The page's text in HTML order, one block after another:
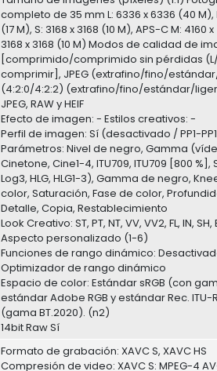
completo de 35 mm L: 6336 x 6336 (40 M),
(17 M), S: 3168 x 3168 (10 M), APS-C M: 4160
3168 x 3168 (10 M) Modos de calidad de
[comprimido/comprimido sin pérdidas
comprimir], JPEG (extrafino/fino/
(4:2:0/4:2:2) (extrafino/fino/estándar/
JPEG, RAW y HEIF
Efecto de imagen: - Estilos creativos: -
Perfil de imagen: Sí (desactivado / PP1-
Parámetros: Nivel de negro, Gamma
Cinetone, Cine1-4, ITU709, ITU709 [800 %],
Log3, HLG, HLG1-3), Gamma de negro,
color, Saturación, Fase de color,
Detalle, Copia, Restablecimiento
Look Creativo: ST, PT, NT, VV, VV2, FL, IN, SH,
Aspecto personalizado (1-6)
Funciones de rango dinámico:
Optimizador de rango dinámico
Espacio de color: Estándar sRGB (con
estándar Adobe RGB y estándar Rec. ITU-R
(gama BT.2020). (n2)
14bit Raw Sí
Formato de grabación: XAVC S, XAVC HS
Compresión de video: XAVC S: MPEG-4